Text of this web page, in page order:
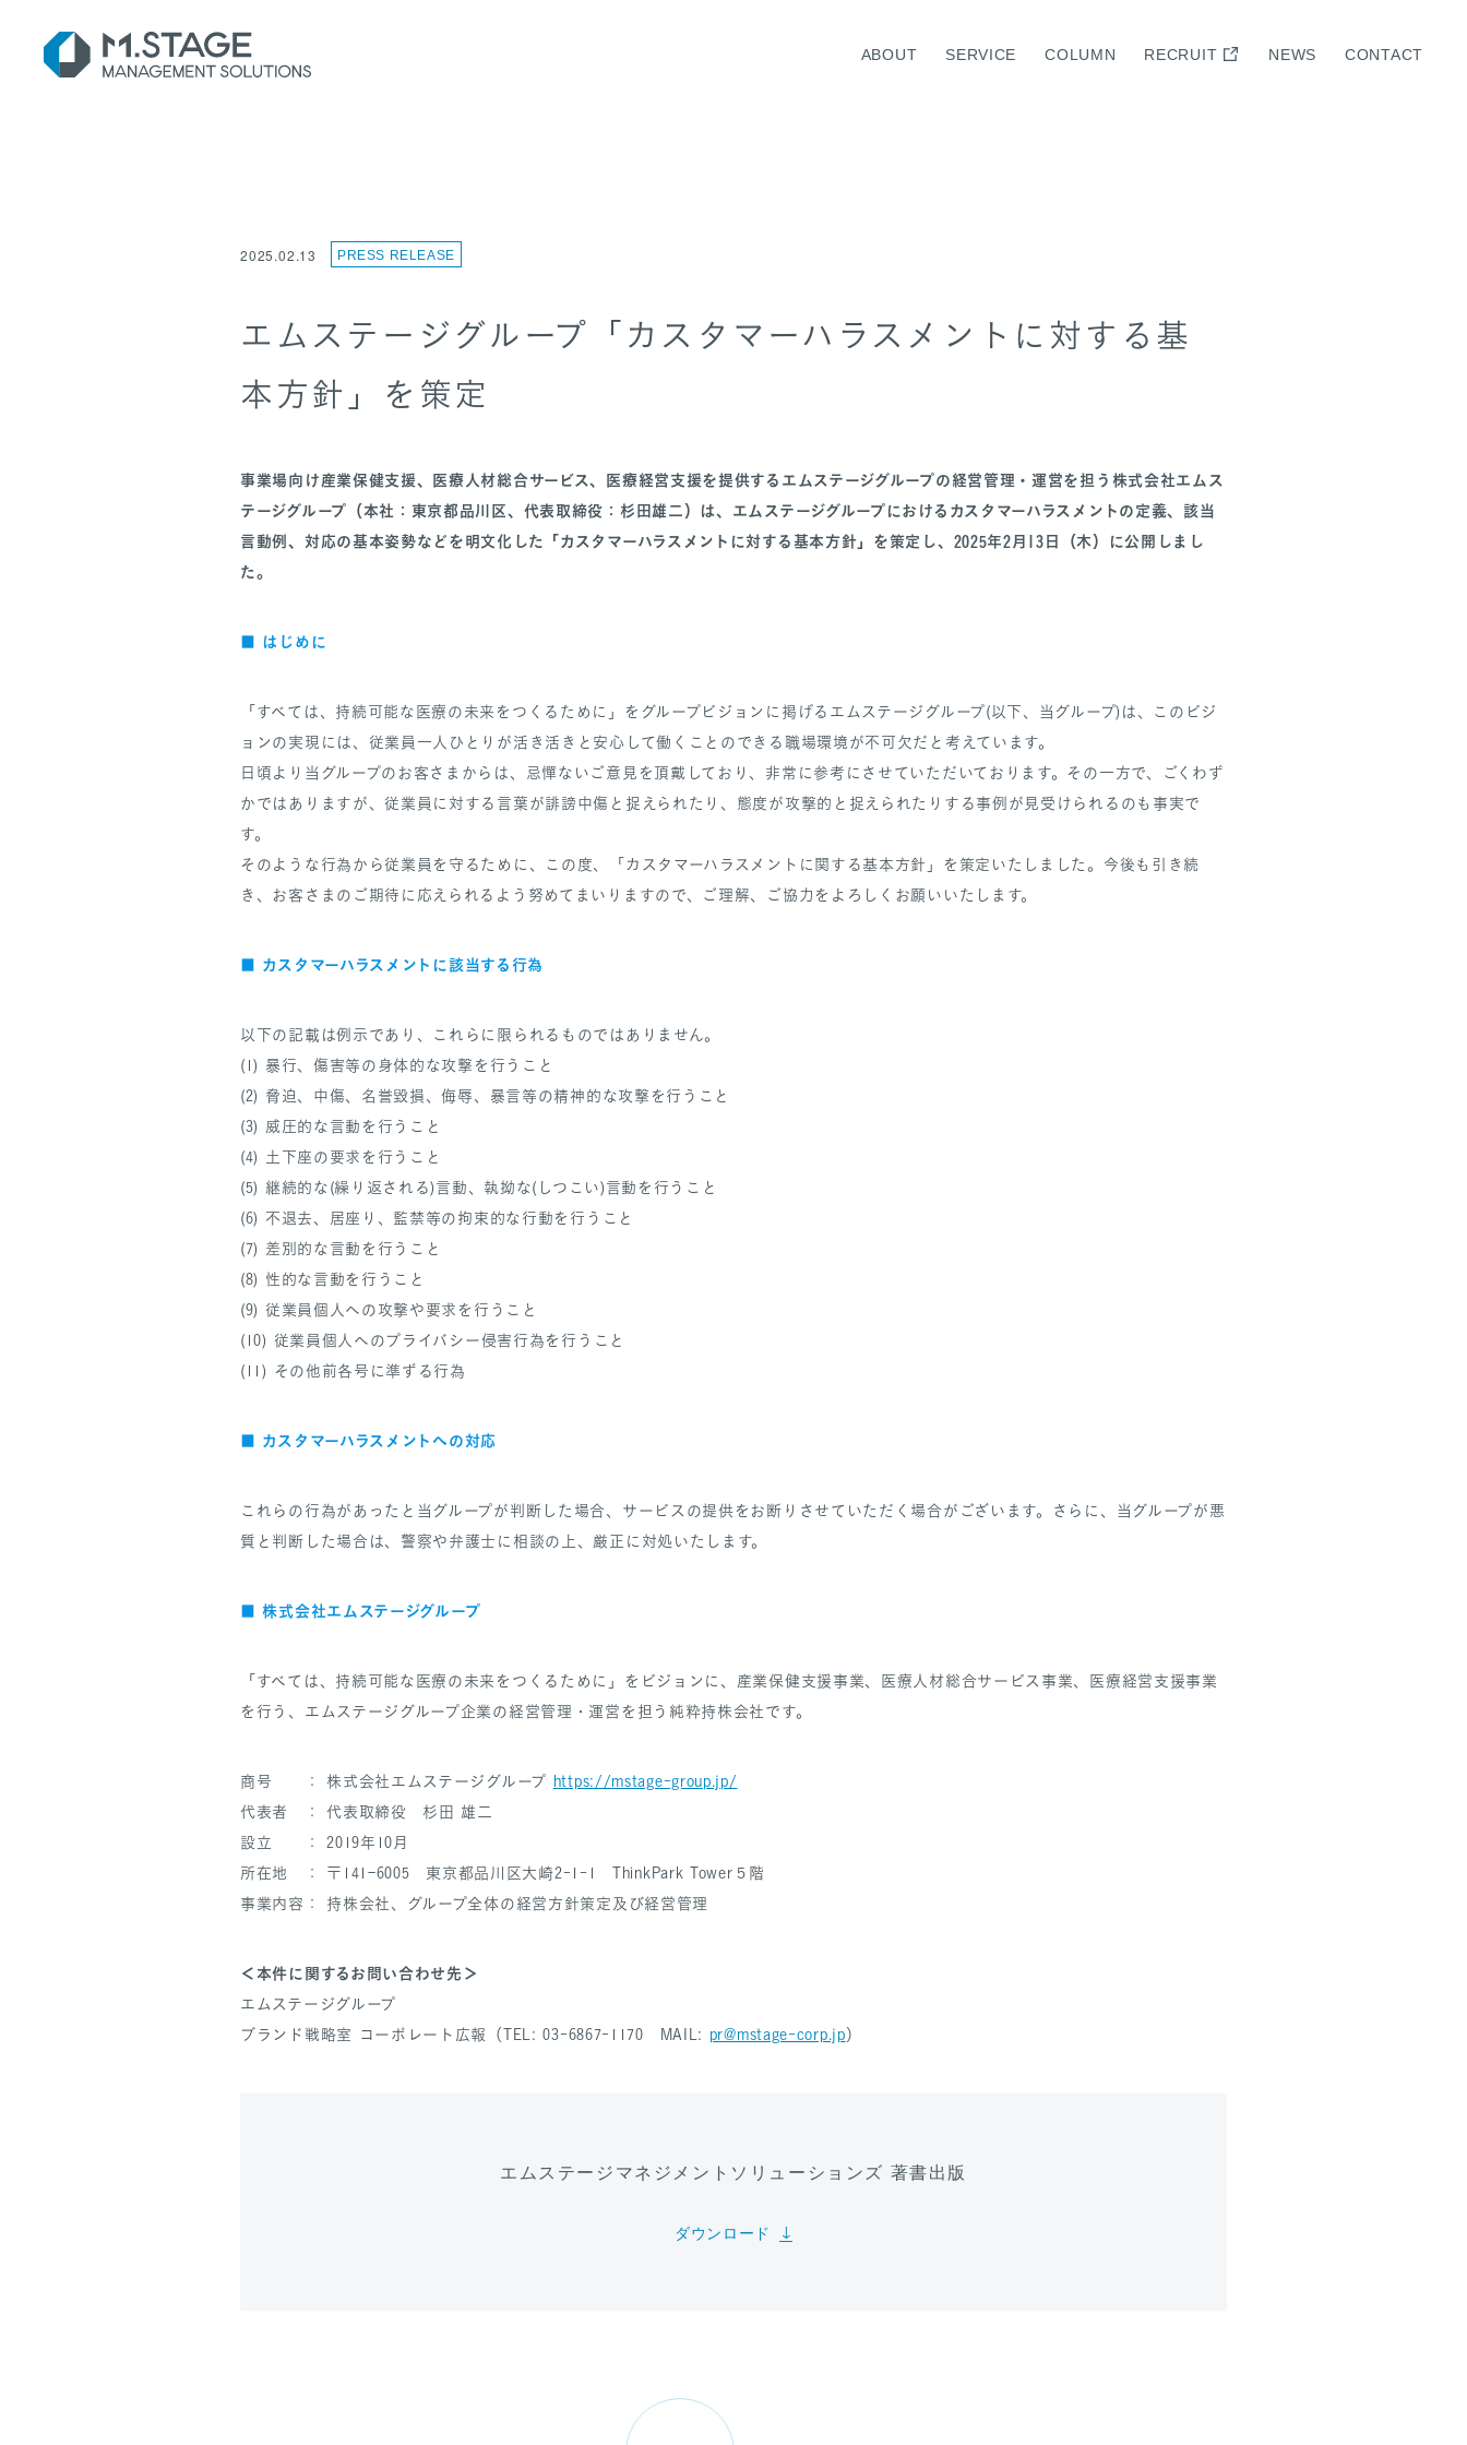
ABOUT SERVICE COLUMN RECRUIT NEWS CONTACT
2025.02.13 PRESS RELEASE
エムステージグループ「カスタマーハラスメントに対する基
本方針」を策定
事業場向け産業保健支援、医療人材総合サービス、医療経営支援を提供するエムステージグループの経営管理・運営を担う株式会社エムス
テージグループ（本社：東京都品川区、代表取締役：杉田雄二）は、エムステージグループにおけるカスタマーハラスメントの定義、該当
言動例、対応の基本姿勢などを明文化した「カスタマーハラスメントに対する基本方針」を策定し、2025年2月13日（木）に公開しまし
た。
■ はじめに
「すべては、持続可能な医療の未来をつくるために」をグループビジョンに掲げるエムステージグループ(以下、当グループ)は、このビジ
ョンの実現には、従業員一人ひとりが活き活きと安心して働くことのできる職場環境が不可欠だと考えています。
日頃より当グループのお客さまからは、忌憚ないご意見を頂戴しており、非常に参考にさせていただいております。その一方で、ごくわず
かではありますが、従業員に対する言葉が誹謗中傷と捉えられたり、態度が攻撃的と捉えられたりする事例が見受けられるのも事実で
す。
そのような行為から従業員を守るために、この度、「カスタマーハラスメントに関する基本方針」を策定いたしました。今後も引き続
き、お客さまのご期待に応えられるよう努めてまいりますので、ご理解、ご協力をよろしくお願いいたします。
■ カスタマーハラスメントに該当する行為
以下の記載は例示であり、これらに限られるものではありません。
(1) 暴行、傷害等の身体的な攻撃を行うこと
(2) 脅迫、中傷、名誉毀損、侮辱、暴言等の精神的な攻撃を行うこと
(3) 威圧的な言動を行うこと
(4) 土下座の要求を行うこと
(5) 継続的な(繰り返される)言動、執拗な(しつこい)言動を行うこと
(6) 不退去、居座り、監禁等の拘束的な行動を行うこと
(7) 差別的な言動を行うこと
(8) 性的な言動を行うこと
(9) 従業員個人への攻撃や要求を行うこと
(10) 従業員個人へのプライバシー侵害行為を行うこと
(11) その他前各号に準ずる行為
■ カスタマーハラスメントへの対応
これらの行為があったと当グループが判断した場合、サービスの提供をお断りさせていただく場合がございます。さらに、当グループが悪
質と判断した場合は、警察や弁護士に相談の上、厳正に対処いたします。
■株式会社エムステージグループ
「すべては、持続可能な医療の未来をつくるために」をビジョンに、産業保健支援事業、医療人材総合サービス事業、医療経営支援事業
を行う、エムステージグループ企業の経営管理・運営を担う純粋持株会社です。
商号 ： 株式会社エムステージグループ https://mstage-group.jp/
代表者 ： 代表取締役 杉田 雄二
設立 ： 2019年10月
所在地 ： 〒141ｰ6005 東京都品川区大崎2-1-1 ThinkPark Tower５階
事業内容： 持株会社、グループ全体の経営方針策定及び経営管理
＜本件に関するお問い合わせ先＞
エムステージグループ
ブランド戦略室 コーポレート広報（TEL: 03-6867-1170 MAIL: pr@mstage-corp.jp）
エムステージマネジメントソリューションズ 著書出版
ダウンロード